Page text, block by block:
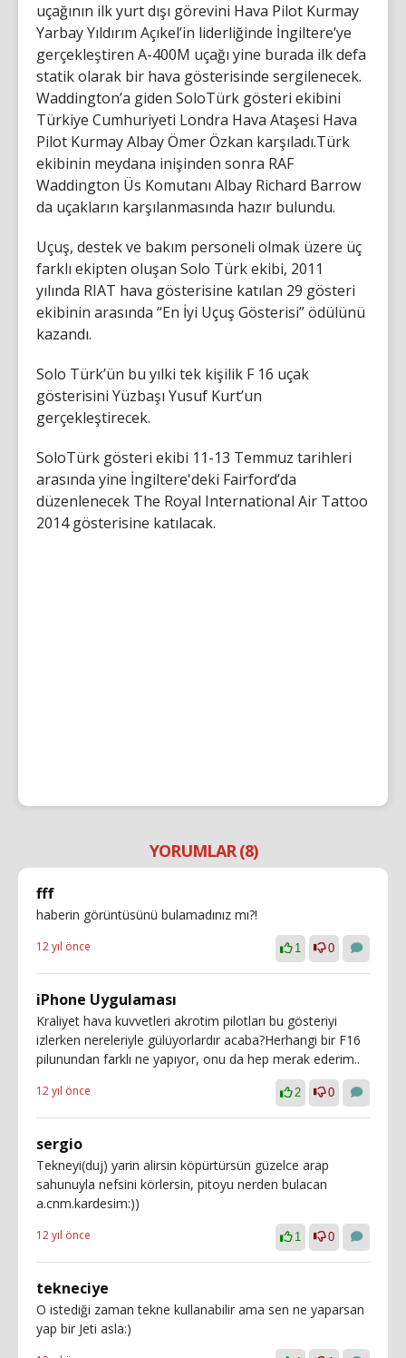
uçağının ilk yurt dışı görevini Hava Pilot Kurmay
Yarbay Yıldırım Açıkel’in liderliğinde İngiltere’ye
gerçekleştiren A-400M uçağı yine burada ilk defa
statik olarak bir hava gösterisinde sergilenecek.
Waddington’a giden SoloTürk gösteri ekibini
Türkiye Cumhuriyeti Londra Hava Ataşesi Hava
Pilot Kurmay Albay Ömer Özkan karşıladı.Türk
ekibinin meydana inişinden sonra RAF
Waddington Üs Komutanı Albay Richard Barrow
da uçakların karşılanmasında hazır bulundu.
Uçuş, destek ve bakım personeli olmak üzere üç
farklı ekipten oluşan Solo Türk ekibi, 2011
yılında RIAT hava gösterisine katılan 29 gösteri
ekibinin arasında “En İyi Uçuş Gösterisi” ödülünü
kazandı.
Solo Türk’ün bu yılki tek kişilik F 16 uçak
gösterisini Yüzbaşı Yusuf Kurt’un
gerçekleştirecek.
SoloTürk gösteri ekibi 11-13 Temmuz tarihleri
arasında yine İngiltere'deki Fairford’da
düzenlenecek The Royal International Air Tattoo
2014 gösterisine katılacak.
YORUMLAR (8)
fff
haberin görüntüsünü bulamadınız mı?!
12 yıl önce 1 0
iPhone Uygulaması
Kraliyet hava kuvvetleri akrotim pilotları bu gösteriyi
izlerken nereleriyle gülüyorlardır acaba?Herhangi bir F16
pilunundan farklı ne yapıyor, onu da hep merak ederim..
12 yıl önce 2 0
sergio
Tekneyi(duj) yarin alirsin köpürtürsün güzelce arap
sahunuyla nefsini körlersin, pitoyu nerden bulacan
a.cnm.kardesim:))
12 yıl önce 1 0
tekneciye
O istediği zaman tekne kullanabilir ama sen ne yaparsan
yap bir Jeti asla:)